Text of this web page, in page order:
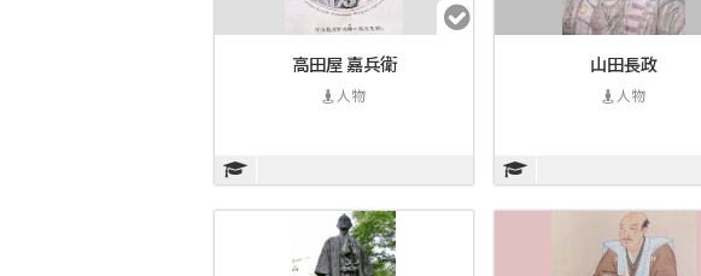
高田屋 嘉兵衛
人物
山田長政
人物